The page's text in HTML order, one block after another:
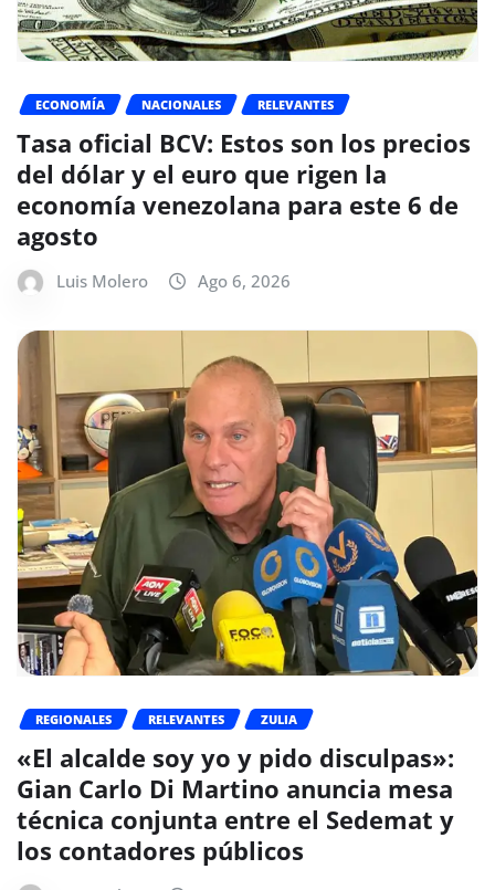
ECONOMÍA NACIONALES RELEVANTES
Tasa oficial BCV: Estos son los precios
del dólar y el euro que rigen la
economía venezolana para este 6 de
agosto
Luis Molero Ago 6, 2026
REGIONALES RELEVANTES ZULIA
«El alcalde soy yo y pido disculpas»:
Gian Carlo Di Martino anuncia mesa
técnica conjunta entre el Sedemat y
los contadores públicos